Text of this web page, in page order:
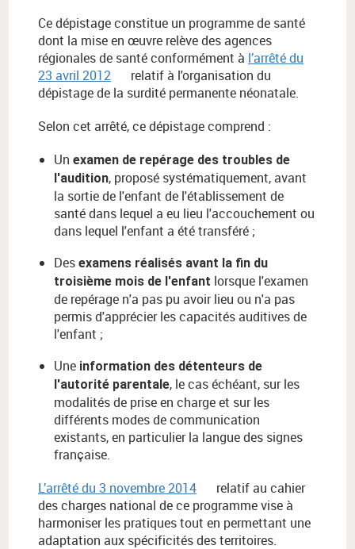
Ce dépistage constitue un programme de santé
dont la mise en œuvre relève des agences
régionales de santé conformément à l’arrêté du
23 avril 2012
relatif à l'organisation du
dépistage de la surdité permanente néonatale.
Selon cet arrêté, ce dépistage comprend :
Un examen de repérage des troubles de
l'audition, proposé systématiquement, avant
la sortie de l'enfant de l'établissement de
santé dans lequel a eu lieu l'accouchement ou
dans lequel l'enfant a été transféré ;
Des examens réalisés avant la fin du
troisième mois de l'enfant lorsque l'examen
de repérage n'a pas pu avoir lieu ou n'a pas
permis d'apprécier les capacités auditives de
l'enfant ;
Une information des détenteurs de
l'autorité parentale, le cas échéant, sur les
modalités de prise en charge et sur les
différents modes de communication
existants, en particulier la langue des signes
française.
L’arrêté du 3 novembre 2014
relatif au cahier
des charges national de ce programme vise à
harmoniser les pratiques tout en permettant une
adaptation aux spécificités des territoires.